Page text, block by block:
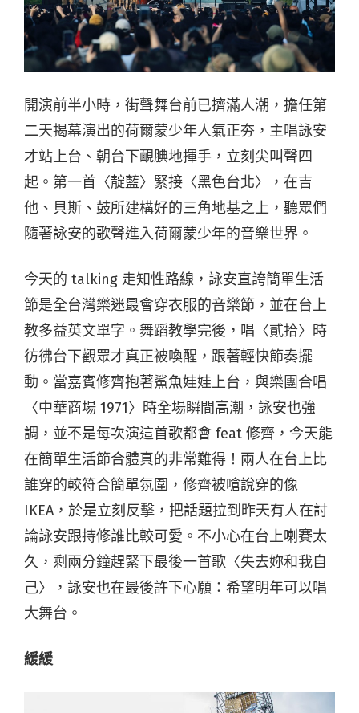
開演前半小時，街聲舞台前已擠滿人潮，擔任第
二天揭幕演出的荷爾蒙少年人氣正夯，主唱詠安
才站上台、朝台下靦腆地揮手，立刻尖叫聲四
起。第一首〈靛藍〉緊接〈黑色台北〉，在吉
他、貝斯、鼓所建構好的三角地基之上，聽眾們
隨著詠安的歌聲進入荷爾蒙少年的音樂世界。
今天的 talking 走知性路線，詠安直誇簡單生活
節是全台灣樂迷最會穿衣服的音樂節，並在台上
教多益英文單字。舞蹈教學完後，唱〈貳拾〉時
彷彿台下觀眾才真正被喚醒，跟著輕快節奏擺
動。當嘉賓修齊抱著鯊魚娃娃上台，與樂團合唱
〈中華商場 1971〉時全場瞬間高潮，詠安也強
調，並不是每次演這首歌都會 feat 修齊，今天能
在簡單生活節合體真的非常難得！兩人在台上比
誰穿的較符合簡單氛圍，修齊被嗆說穿的像
IKEA，於是立刻反擊，把話題拉到昨天有人在討
論詠安跟持修誰比較可愛。不小心在台上喇賽太
久，剩兩分鐘趕緊下最後一首歌〈失去妳和我自
己〉，詠安也在最後許下心願：希望明年可以唱
大舞台。
緩緩